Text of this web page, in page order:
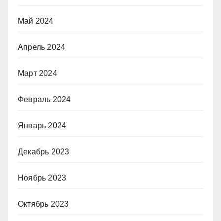
Май 2024
Апрель 2024
Март 2024
Февраль 2024
Январь 2024
Декабрь 2023
Ноябрь 2023
Октябрь 2023